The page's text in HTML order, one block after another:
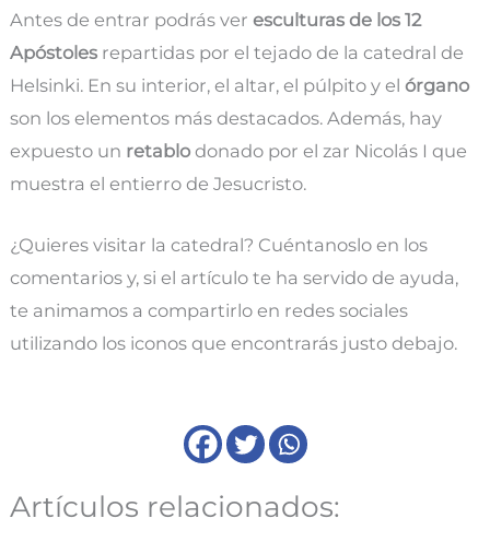
Antes de entrar podrás ver esculturas de los 12
Apóstolesrepartidas por el tejado de la catedral de
Helsinki. En su interior, el altar, el púlpito y el órgano
son los elementos más destacados. Además, hay
expuesto un retablodonado por el zar Nicolás I que
muestra el entierro de Jesucristo.
¿Quieres visitar la catedral? Cuéntanoslo en los
comentarios y, si el artículo te ha servido de ayuda,
te animamos a compartirlo en redes sociales
utilizando los iconos que encontrarás justo debajo.
Artículos relacionados: